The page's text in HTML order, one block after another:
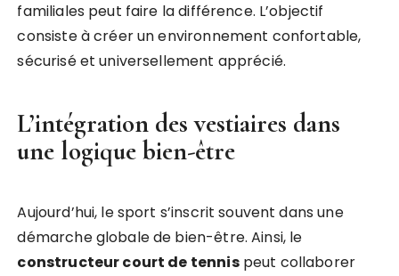
familiales peut faire la différence. L’objectif
consiste à créer un environnement confortable,
sécurisé et universellement apprécié.
L’intégration des vestiaires dans
une logique bien-être
Aujourd’hui, le sport s’inscrit souvent dans une
démarche globale de bien-être. Ainsi, le
constructeur court de tennispeut collaborer